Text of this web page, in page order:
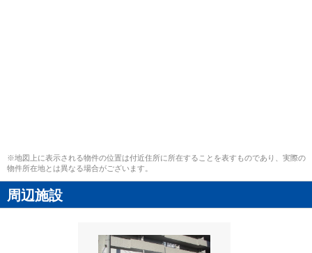
※地図上に表示される物件の位置は付近住所に所在することを表すものであり、実際の
物件所在地とは異なる場合がございます。
周辺施設